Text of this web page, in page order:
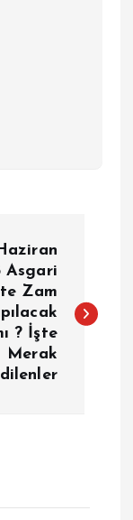
Asgari
Zam
? İşte
Merak